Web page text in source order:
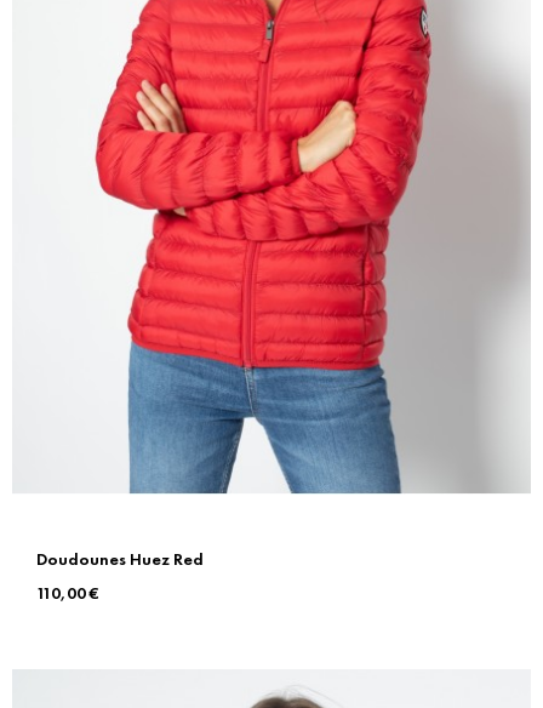
Doudounes Huez Red
Prix
110,00 €